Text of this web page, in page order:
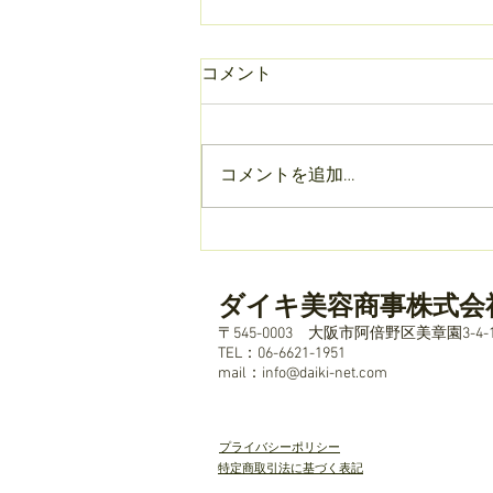
ラーの持ちをUPする「フェル
エモル・プロトプラス」新発
売！酵素パワーで過酸化水素
を撃退します！
コメント
コメントを追加…
ダイキ美容商事株式会
〒545-0003 大阪市阿倍野区美章園3-4-
TEL：06-6621-1951
​mail： info@daiki-net.com
プライバシーポリシー
特定商取引法に基づく表記